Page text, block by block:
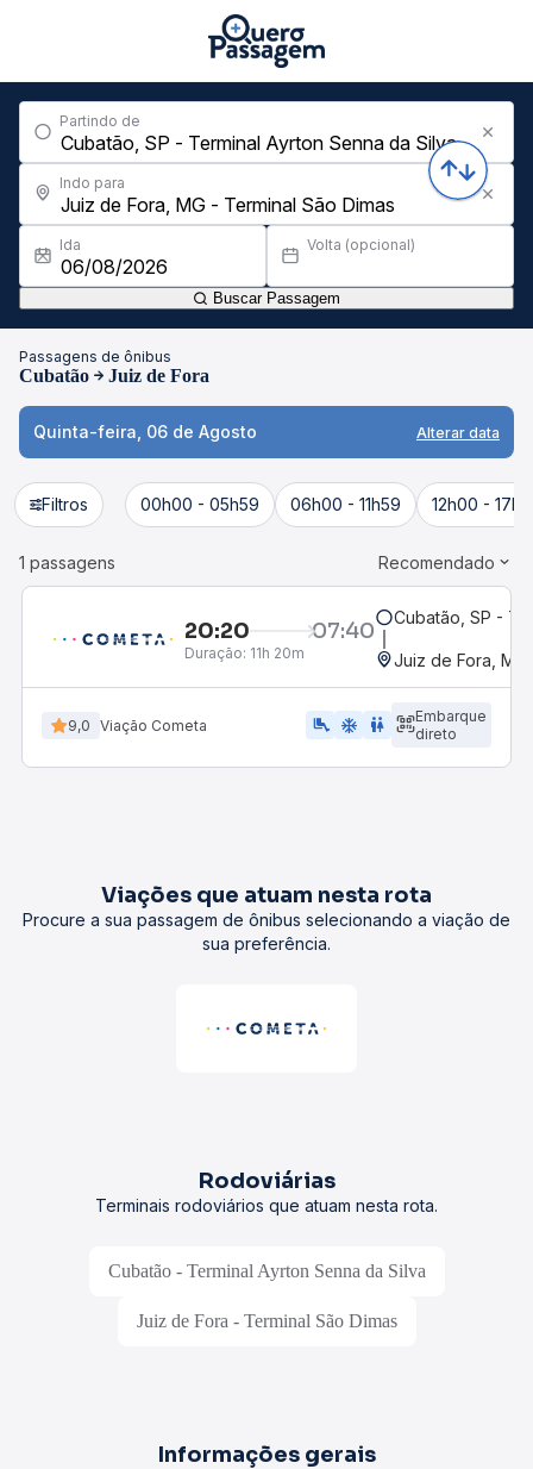
Partindo de
Indo para
Ida Volta (opcional)
Buscar Passagem
Passagens de ônibus
Cubatão Juiz de Fora
Quinta-feira, 06 de Agosto Alterar data
Filtros 00h00 - 05h59 06h00 - 11h59 12h00 -
1 passagens Recomendado
20:20 07:40
Duração: 11h 20m
Cubatão, SP -
Juiz de Fora, MG
9,0 Viação Cometa airline_seat_legroom_extra ac_unit WC
Embarque
direto
Viações que atuam nesta rota
Procure a sua passagem de ônibus selecionando a viação de
sua preferência.
Rodoviárias
Terminais rodoviários que atuam nesta rota.
Cubatão - Terminal Ayrton Senna da Silva
Juiz de Fora - Terminal São Dimas
Informações gerais